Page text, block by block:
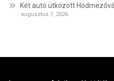
Két autó ütközött
augusztus 7, 2026